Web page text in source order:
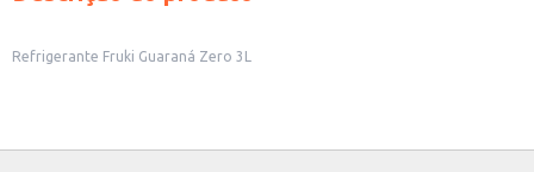
Refrigerante Fruki Guaraná Zero 3L